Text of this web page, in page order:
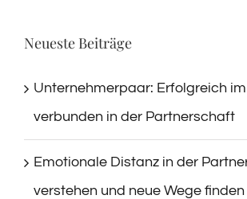
Neueste Beiträge
Unternehmerpaar: Erfolgreich
verbunden in der Partnerschaft
Emotionale Distanz in der
verstehen und neue Wege finden